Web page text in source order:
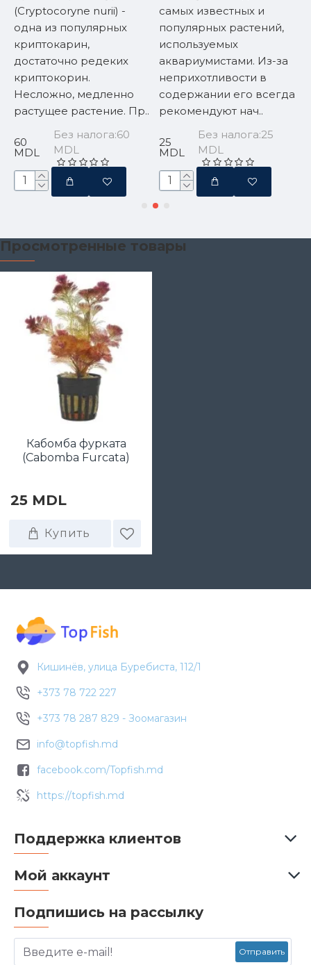
(Cryptocoryne nurii) -
одна из популярных
криптокарин,
достаточно редеких
криптокорин.
Несложно, медленно
растущее растение. Пр..
60
MDL
Без налога:60
MDL
самых известных и
популярных растений,
используемых
аквариумистами. Из-за
неприхотливости в
содержании его всегда
рекомендуют нач..
25
MDL
Без налога:25
MDL
Просмотренные товары
Кабомба фурката
(Cabomba Furcata)
25 MDL
Купить
Кишинёв, улица Буребиста, 112/1
+373 78 722 227
+373 78 287 829 - Зоомагазин
info@topfish.md
facebook.com/Topfish.md
https://topfish.md
Поддержка клиентов
Мой аккаунт
Подпишись на рассылку
Отправить